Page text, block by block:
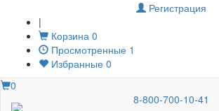
Регистрация
|
Корзина 0
Просмотренные 1
Избранные 0
0
8-800-700-10-41